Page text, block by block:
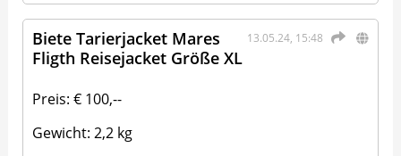
13.05.24, 15:48
Biete Tarierjacket Mares
Fligth Reisejacket Größe XL
Preis: € 100,--
Gewicht: 2,2 kg